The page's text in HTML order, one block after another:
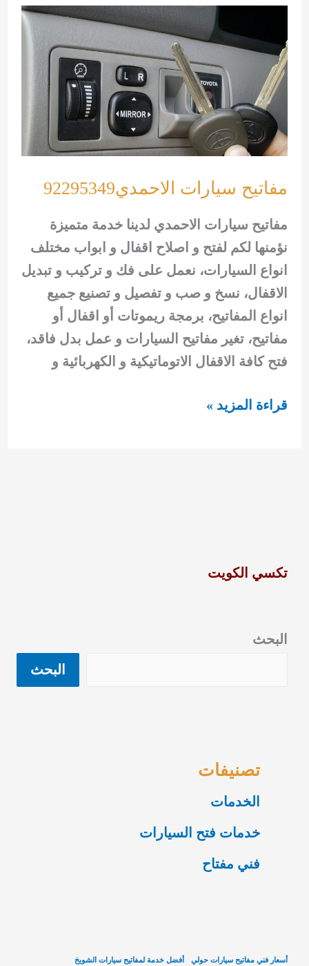
الاحمدي
92295349
مفاتيح سيارات الاحمدي92295349
مفاتيح سيارات الاحمدي لدينا خدمة متميزة
نؤمنها لكم لفتح و اصلاح اقفال و ابواب مختلف
انواع السيارات، نعمل على فك و تركيب و تبديل
الاقفال، نسخ و صب و تفصيل و تصنيع جميع
انواع المفاتيح، برمجة ريموتات أو اقفال أو
مفاتيح، تغير مفاتيح السيارات و عمل بدل فاقد،
فتح كافة الاقفال الاتوماتيكية و الكهربائية و
مفاتيح
قراءة المزيد »
تكسي الكويت
البحث
البحث
تصنيفات
الخدمات
خدمات فتح السيارات
فني مفتاح
أسعار فني مفاتيح سيارات حولي أفضل خدمة لمفاتيح سيارات الشويخ